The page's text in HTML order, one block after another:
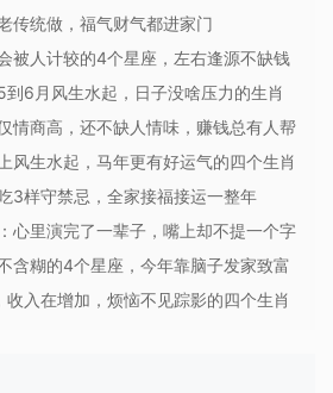
传统做，福气财气都进家门
被人计较的4个星座，左右逢源不缺钱
6月风生水起，日子没啥压力的生肖
情商高，还不缺人情味，赚钱总有人帮
风生水起，马年更有好运气的四个生肖
3样守禁忌，全家接福接运一整年
心里演完了一辈子，嘴上却不提一个字
含糊的4个星座，今年靠脑子发家致富
入在增加，烦恼不见踪影的四个生肖